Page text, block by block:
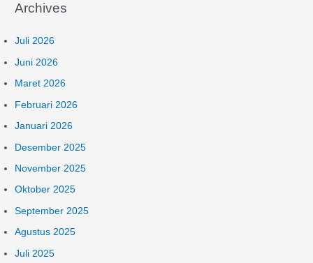
Archives
Juli 2026
Juni 2026
Maret 2026
Februari 2026
Januari 2026
Desember 2025
November 2025
Oktober 2025
September 2025
Agustus 2025
Juli 2025